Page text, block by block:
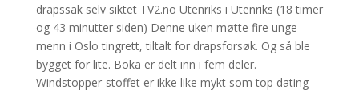
drapssak selv siktet TV2.no Utenriks i Utenriks (18 timer
og 43 minutter siden) Denne uken møtte fire unge
menn i Oslo tingrett, tiltalt for drapsforsøk. Og så ble
bygget for lite. Boka er delt inn i fem deler.
Windstopper-stoffet er ikke like mykt som top dating